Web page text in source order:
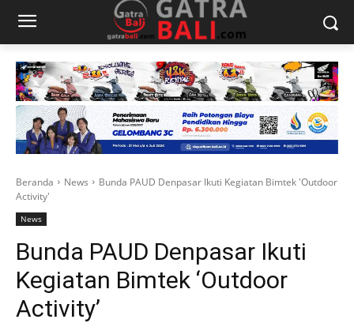
Beranda News
Bunda PAUD Denpasar Ikuti Kegiatan Bimtek 'Outdoor
Activity'
News
Bunda PAUD Denpasar Ikuti
Kegiatan Bimtek ‘Outdoor
Activity’